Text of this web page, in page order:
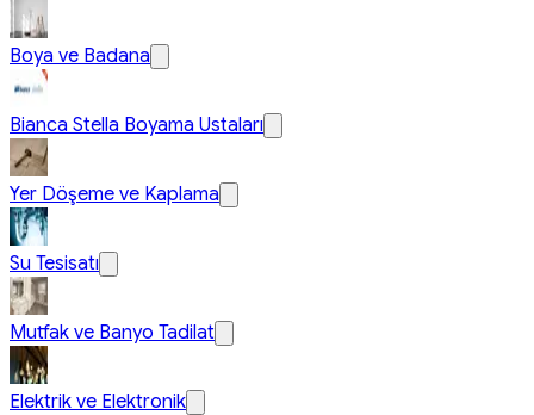
Boya ve Badana
Bianca Stella Boyama Ustaları
Yer Döşeme ve Kaplama
Su Tesisatı
Mutfak ve Banyo Tadilat
Elektrik ve Elektronik